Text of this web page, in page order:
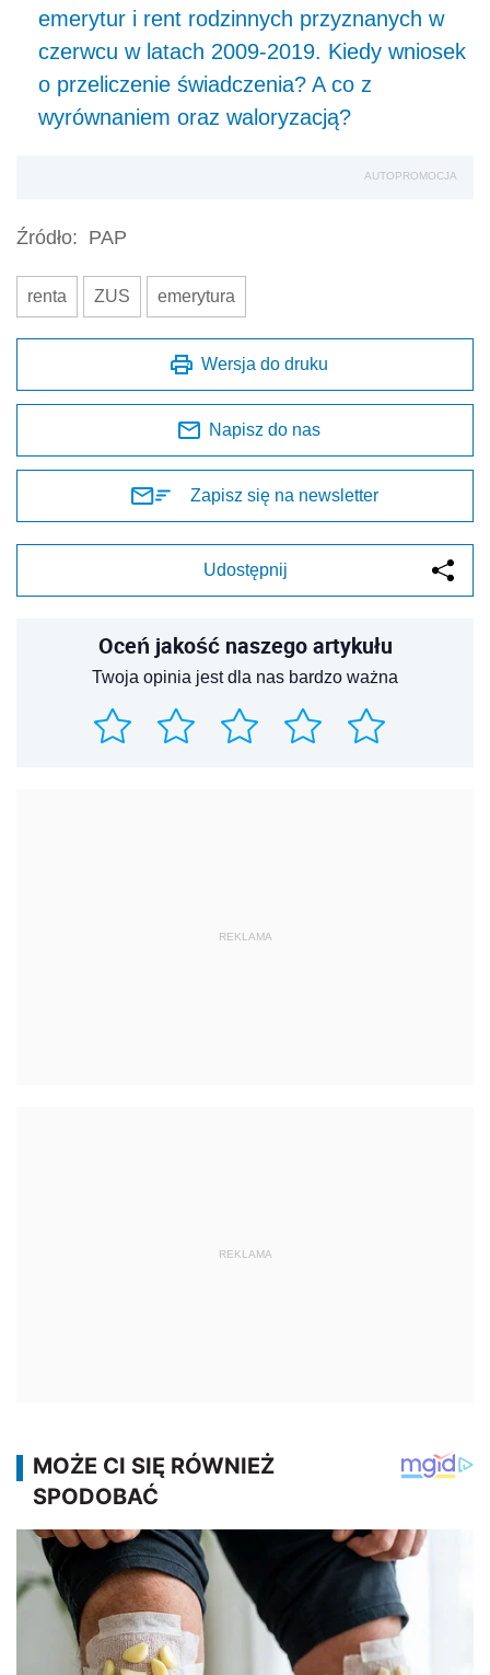
emerytur i rent rodzinnych przyznanych w
czerwcu w latach 2009-2019. Kiedy wniosek
o przeliczenie świadczenia? A co z
wyrównaniem oraz waloryzacją?
AUTOPROMOCJA
Źródło: PAP
renta ZUS emerytura
Wersja do druku
Napisz do nas
Zapisz się na newsletter
Udostępnij
Oceń jakość naszego artykułu
Twoja opinia jest dla nas bardzo ważna
REKLAMA
REKLAMA